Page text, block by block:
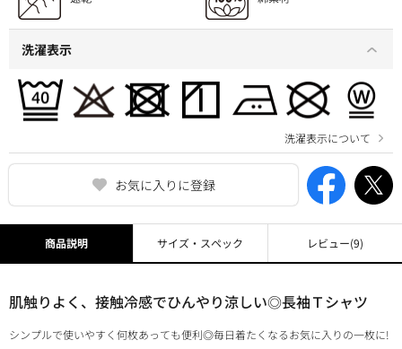
お気に入りに登録
洗濯表示
洗濯表示について
商品説明
肌触りよく、接触冷感でひんやり涼しい◎長袖Ｔシャツ
シンプルで使いやすく何枚あっても便利◎毎日着たくなるお気に入りの一枚に!
サイズ・スペック レビュー(9)